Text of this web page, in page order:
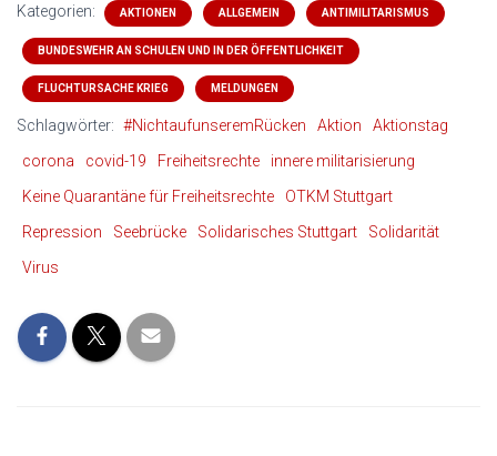
Kategorien: AKTIONEN ALLGEMEIN ANTIMILITARISMUS
BUNDESWEHR AN SCHULEN UND IN DER ÖFFENTLICHKEIT
FLUCHTURSACHE KRIEG MELDUNGEN
Schlagwörter: #NichtaufunseremRücken Aktion
Aktionstag
corona
covid-19 Freiheitsrechte
innere militarisierung
Keine Quarantäne für Freiheitsrechte
OTKM Stuttgart
Repression
Seebrücke Solidarisches Stuttgart
Solidarität
Virus